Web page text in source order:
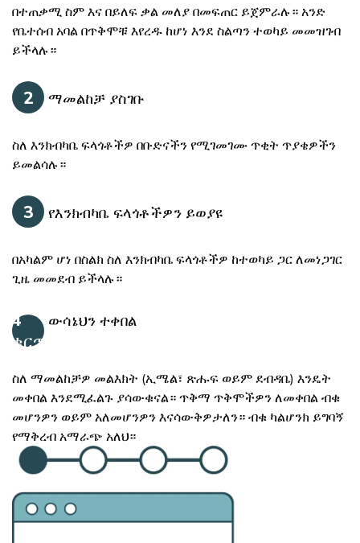
በተጠቃሚ ስም እና በይለፍ ቃል መለያ በመፍጠር ይጀምራሉ። አንድ
የቤተሰብ አባል በጥቅሞቹ እየረዱ ከሆነ እንደ ስልጣን ተወካይ መመዝገብ
ይችላሉ።
2 ማመልከቻ ያስገቡ
ስለ እንክብካቤ ፍላጎቶችዎ በቡድናችን የሚገመገሙ ጥቂት ጥያቄዎችን
ይመልሳሉ።
3 የእንክብካቤ ፍላጎቶችዎን ይወያዩ
በአካልም ሆነ በስልክ ስለ እንክብካቤ ፍላጎቶችዎ ከተወካይ ጋር ለመነጋገር
ጊዜ መመደብ ይችላሉ።
4
ቁርጥ
ውሳኔህን ተቀበል
ስለ ማመልከቻዎ መልእክት (ኢሜል፣ ጽሑፍ ወይም ደብዳቤ) እንዴት
መቀበል እንደሚፈልጉ ያሳውቁናል። ጥቅማ ጥቅሞችዎን ለመቀበል ብቁ
መሆንዎን ወይም አለመሆንዎን እናሳውቅዎታለን። ብቁ ካልሆንክ ይግባኝ
የማቅረብ አማራጭ አለህ።
Image